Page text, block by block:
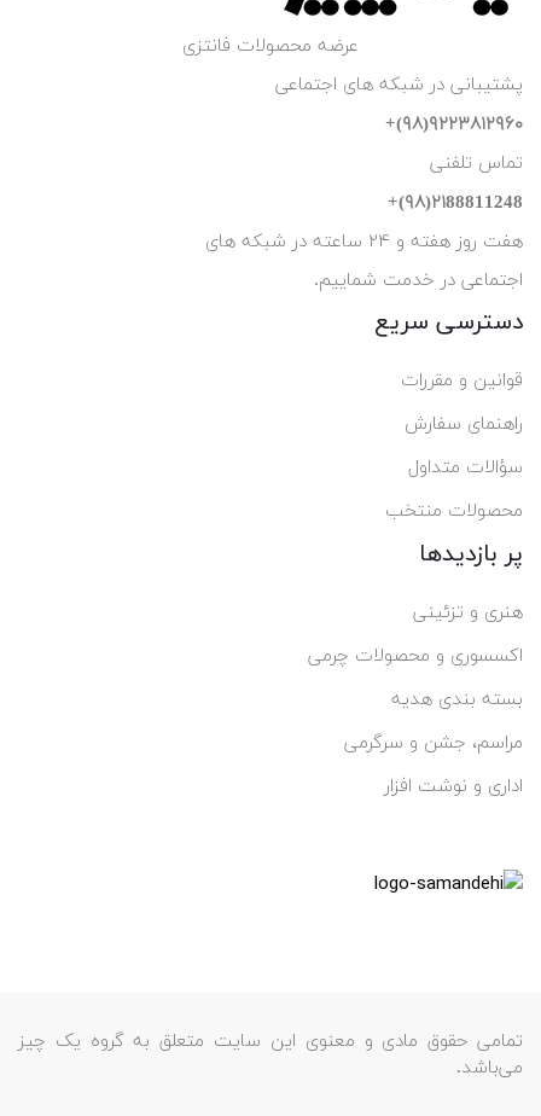
عرضه محصولات فانتزی
پشتیبانی در شبکه های اجتماعی
۹۲۲۳۸۱۲۹۶۰(۹۸)+
تماس تلفنی
۲۱88811248(۹۸)+
هفت روز هفته و ۲۴ ساعته در شبکه های
اجتماعی در خدمت شماییم.
دسترسی سریع
قوانین و مقررات
راهنمای سفارش
سؤالات متداول
محصولات منتخب
پر بازدیدها
هنری و تزئینی
اکسسوری و محصولات چرمی
بسته بندی هدیه
مراسم، جشن و سرگرمی
اداری و نوشت افزار
تمامی حقوق مادی و معنوی این سایت متعلق به گروه یک چیز
می‌باشد.